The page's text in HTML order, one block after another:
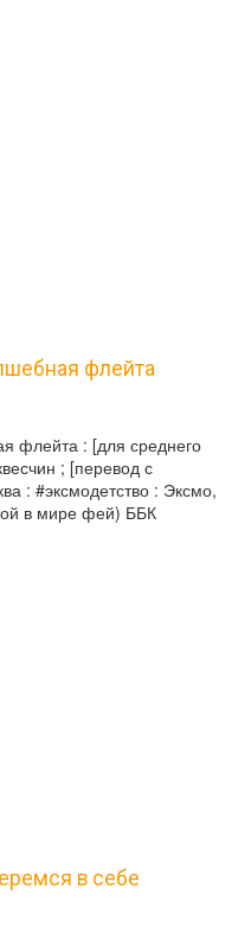
флейта
флейта : [для среднего
; [перевод с
: #эксмодетство : Эксмо,
в мире фей) ББК
в себе